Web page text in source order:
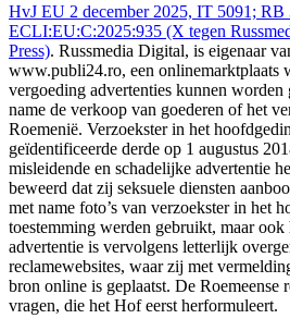
HvJ EU 2 december 2025, IT 5091; RB
ECLI:EU:C:2025:935 (X tegen
Press). Russmedia Digital, is eigenaar
www.publi24.ro, een onlinemarktplaats
vergoeding advertenties kunnen worden
name de verkoop van goederen of het
Roemenië. Verzoekster in het
geïdentificeerde derde op 1 augustus
misleidende en schadelijke advertentie
beweerd dat zij seksuele diensten
met name foto’s van verzoekster in het
toestemming werden gebruikt, maar
advertentie is vervolgens letterlijk
reclamewebsites, waar zij met
bron online is geplaatst. De Roemeense
vragen, die het Hof eerst herformuleert.